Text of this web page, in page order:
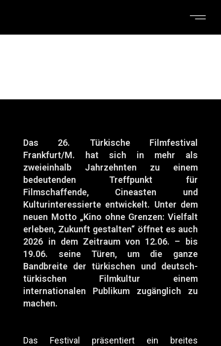
Das 26. Türkische Filmfestival
Frankfurt/M. hat sich in mehr als
zweieinhalb Jahrzehnten zu einem
bedeutenden Treffpunkt für
Filmschaffende, Cineasten und
Kulturinteressierte entwickelt. Unter dem
neuen Motto „Kino ohne Grenzen: Vielfalt
erleben, Zukunft gestalten“ öffnet es auch
2026 in dem Zeitraum von 12.06. – bis
19.06. seine Türen, um die ganze
Bandbreite der türkischen und deutsch-
türkischen Filmkultur einem
internationalen Publikum zugänglich zu
machen.
Das Festival präsentiert ein breites